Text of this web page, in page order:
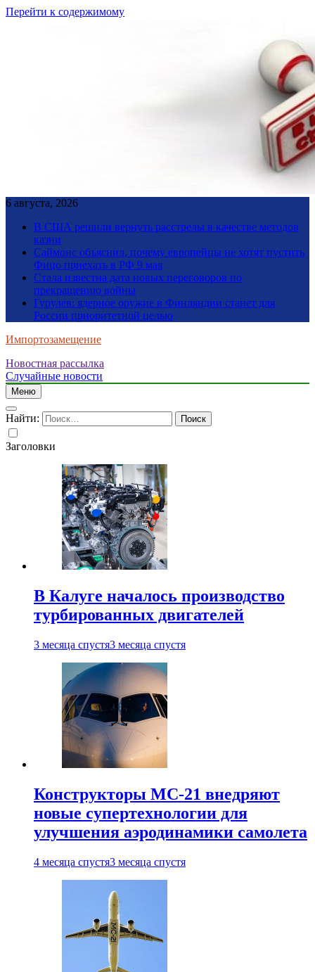
Перейти к содержимому
6 августа, 2026
В США решили вернуть расстрелы в качестве методов
казни
Саймонс объяснил, почему европейцы не хотят пустить
Фицо приехать в РФ 9 мая
Стала известна дата новых переговоров по
прекращению войны
Гурулев: ядерное оружие в Финляндии станет для
России приоритетной целью
Импортозамещение
Новостная рассылка
Случайные новости
Меню
Найти:
Заголовки
В Калуге началось производство
турбированных двигателей
3 месяца спустя3 месяца спустя
Конструкторы МС-21 внедряют
новые супертехнологии для
улучшения аэродинамики самолета
4 месяца спустя3 месяца спустя